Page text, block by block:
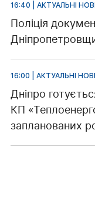
16:40 | АКТУАЛЬНІ
Поліція
16:00 | АКТУАЛЬНІ
Дніпро
КП
запланованих